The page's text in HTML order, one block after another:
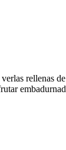
rellenas